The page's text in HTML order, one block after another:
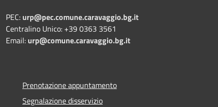
PEC: urp@pec.comune.caravaggio.bg.it
Centralino Unico: +39 0363 3561
Email: urp@comune.caravaggio.bg.it
Prenotazione appuntamento
Segnalazione disservizio